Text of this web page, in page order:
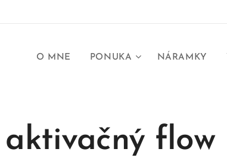
O MNE PONUKA NÁRAMKY
flow